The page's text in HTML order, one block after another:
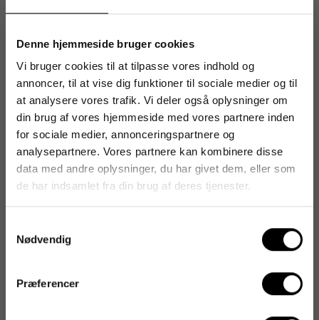
Denne hjemmeside bruger cookies
Vi bruger cookies til at tilpasse vores indhold og
annoncer, til at vise dig funktioner til sociale medier og til
at analysere vores trafik. Vi deler også oplysninger om
din brug af vores hjemmeside med vores partnere inden
for sociale medier, annonceringspartnere og
analysepartnere. Vores partnere kan kombinere disse
data med andre oplysninger, du har givet dem, eller som
de har indsamlet fra din brug af deres tjenester.
Nødvendig
Præferencer
Varenummer: ZIG02024
Originalnummer: MC20/24V
EAN: 4901427171839
Produktspecifikationer
Farvetype
Rød, Mørkerød, Rosa,
Mørkrosa, Hvid, Sort,
Sienna, Rå Umbra, Malakit,
Lysegrøn, Hooker's Grøn,
Turkisgrøn, Ultramarin,
Turkisblå, Indigo, Kobolt